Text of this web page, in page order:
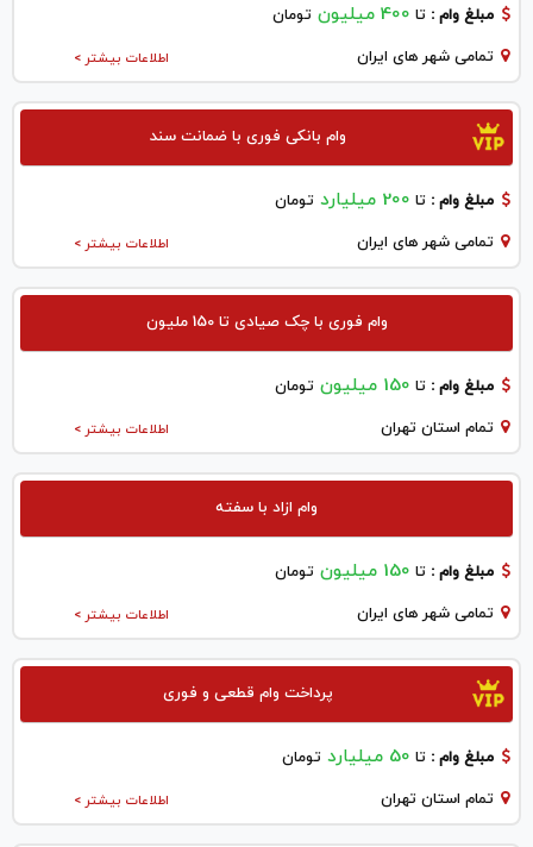
مبلغ وام : تا 400 میلیون تومان
اطلاعات بیشتر > تمامی شهر های ایران
وام بانکی فوری با ضمانت سند
مبلغ وام : تا 200 میلیارد تومان
اطلاعات بیشتر > تمامی شهر های ایران
وام فوری با چک صیادی تا 150 ملیون
مبلغ وام : تا 150 میلیون تومان
اطلاعات بیشتر > تمام استان تهران
وام ازاد با سفته
مبلغ وام : تا 150 میلیون تومان
اطلاعات بیشتر > تمامی شهر های ایران
پرداخت وام قطعی و فوری
مبلغ وام : تا 50 میلیارد تومان
اطلاعات بیشتر > تمام استان تهران